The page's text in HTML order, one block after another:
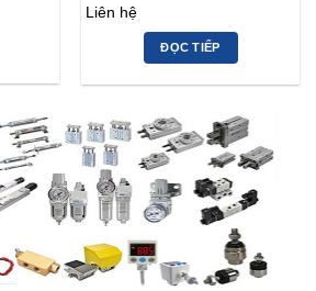
Liên hệ
ĐỌC TIẾP